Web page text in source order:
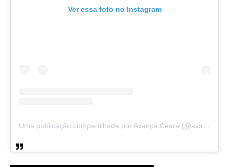
Ver essa foto no Instagram
Uma publicação compartilhada por Avança Ceará (@avancaceara)